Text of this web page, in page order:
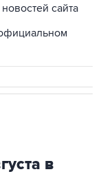
сайта
в